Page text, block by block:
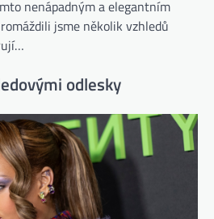
nenápadným a elegantním
jsme několik vzhledů
odlesky